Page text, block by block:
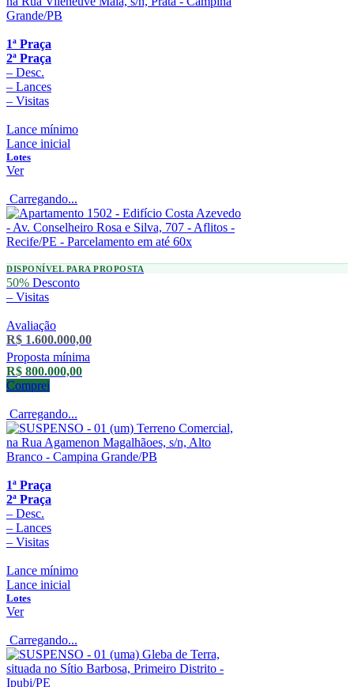
1ª Praça
2ª Praça
– Desc.
– Lances
– Visitas
Lance mínimo
Lance inicial
Lotes
Ver
Carregando...
DISPONÍVEL PARA PROPOSTA
50% Desconto
– Visitas
Avaliação
R$ 1.600.000,00
Proposta mínima
R$ 800.000,00
Comprei
Carregando...
1ª Praça
2ª Praça
– Desc.
– Lances
– Visitas
Lance mínimo
Lance inicial
Lotes
Ver
Carregando...